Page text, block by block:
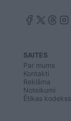
SAITES
Par mums
Kontakti
Reklāma
Noteikumi
Ētikas kodekss